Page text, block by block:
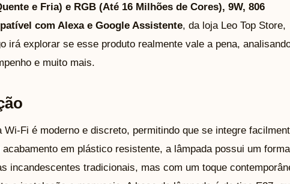
e Fria) e RGB (Até 16 Milhões de Cores), 9W, 806
com Alexa e Google Assistente, da loja Leo Top Store,
irá explorar se esse produto realmente vale a pena,
e muito mais.
Wi-Fi é moderno e discreto, permitindo que se integre
em plástico resistente, a lâmpada possui um
incandescentes tradicionais, mas com um toque